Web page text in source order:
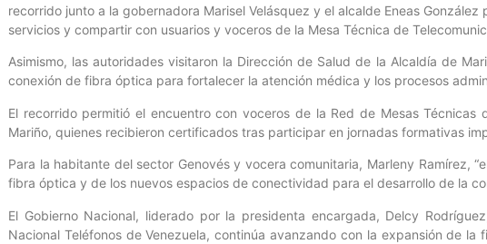
recorrido junto a la gobernadora Marisel Velásquez y el alcalde Eneas
servicios y compartir con usuarios y voceros de la Mesa Técnica de
Asimismo, las autoridades visitaron la Dirección de Salud de la Alcaldía de
conexión de fibra óptica para fortalecer la atención médica y los procesos
El recorrido permitió el encuentro con voceros de la Red de Mesas Técnicas
Mariño, quienes recibieron certificados tras participar en jornadas formativas
Para la habitante del sector Genovés y vocera comunitaria, Marleny Ramírez,
fibra óptica y de los nuevos espacios de conectividad para el desarrollo de la
El Gobierno Nacional, liderado por la presidenta encargada, Delcy
Nacional Teléfonos de Venezuela, continúa avanzando con la expansión de